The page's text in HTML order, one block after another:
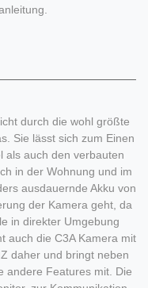
durch die wohl größte
Sie lässt sich zum Einen
als auch den verbauten
in der Wohnung und im
ausdauernde Akku von
der Kamera geht, da
in direkter Umgebung
auch die C3A Kamera mit
daher und bringt neben
andere Features mit. Die